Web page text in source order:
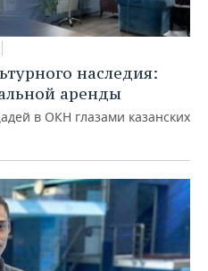
наследия:
аренды
в ОКН глазами казанских